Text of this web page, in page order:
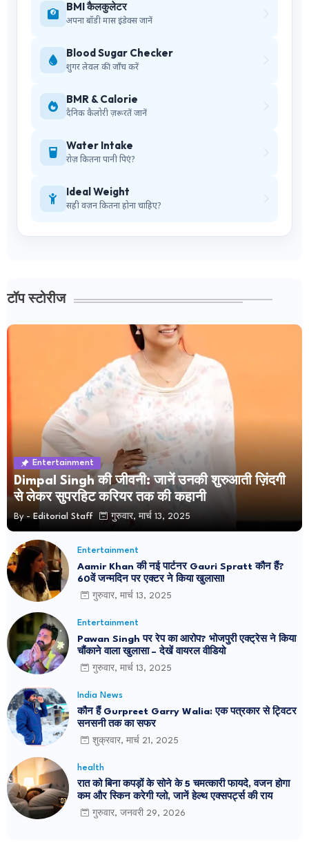
BMI कैलकुलेटर
अपना बॉडी मास इंडेक्स जानें
Blood Sugar Checker
शुगर लेवल की जाँच करें
BMR & Calorie
दैनिक कैलोरी ज़रूरतें जानें
Water Intake
रोज़ कितना पानी पिएं?
Ideal Weight
सही वज़न कितना होना चाहिए?
टॉप स्टोरीज
Entertainment
Dimpal Singh की जीवनी: जानें उनकी शुरुआती ज़िंदगी
से लेकर सुपरहिट करियर तक की कहानी
By - Editorial Staff गुरुवार, मार्च 13, 2025
Entertainment
Aamir Khan की नई पार्टनर Gauri Spratt कौन हैं?
60वें जन्मदिन पर एक्टर ने किया खुलासा!
गुरुवार, मार्च 13, 2025
Entertainment
Pawan Singh पर रेप का आरोप? भोजपुरी एक्ट्रेस ने किया
चौंकाने वाला खुलासा – देखें वायरल वीडियो
गुरुवार, मार्च 13, 2025
India News
कौन हैं Gurpreet Garry Walia: एक पत्रकार से ट्विटर
सनसनी तक का सफर
शुक्रवार, मार्च 21, 2025
health
रात को बिना कपड़ों के सोने के 5 चमत्कारी फायदे, वजन होगा
कम और स्किन करेगी ग्लो, जानें हेल्थ एक्सपर्ट्स की राय
गुरुवार, जनवरी 29, 2026